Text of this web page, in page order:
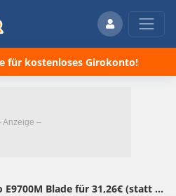
für kostenloses Girokonto!
Blade für 31,26€ (statt 35€)